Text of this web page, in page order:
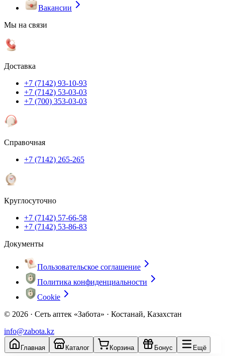
Вакансии
Мы на связи
Доставка
+7 (7142) 93-10-93
+7 (7142) 53-03-03
+7 (700) 353-03-03
Справочная
+7 (7142) 265-265
Круглосуточно
+7 (7142) 57-66-58
+7 (7142) 53-86-83
Документы
Пользовательское соглашение
Политика конфиденциальности
Cookie
© 2026 · Сеть аптек «Забота» · Костанай, Казахстан
info@zabota.kz
Главная Каталог Корзина Бонус Ещё